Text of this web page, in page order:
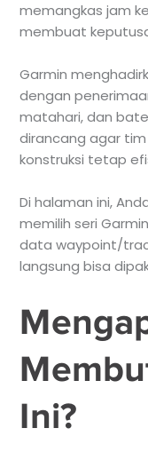
memangkas jam
membuat
Garmin
dengan
matahari, dan
dirancang agar
konstruksi tetap
Di halaman ini,
memilih seri
data waypoint/
langsung bisa
Ini?